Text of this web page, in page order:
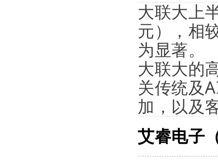
大联大上
元），相
为显著。
大联大的
关传统及
加，以及
艾睿电子